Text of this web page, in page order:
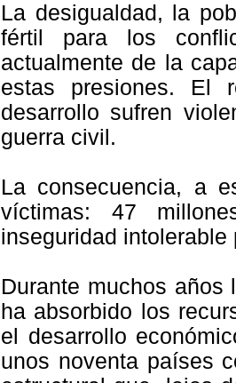
La desigualdad, la
fértil para los
actualmente de la
estas presiones. El
desarrollo sufren
guerra civil.
La consecuencia, a
víctimas: 47
inseguridad
Durante muchos
ha absorbido los
el desarrollo
unos noventa países